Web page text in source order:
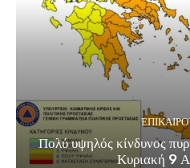
Πολύ υψηλός κίνδυνος
Κυριακή 9